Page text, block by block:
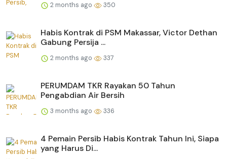
2 months ago 350
Habis Kontrak di PSM Makassar, Victor Dethan
Gabung Persija ...
2 months ago 337
PERUMDAM TKR Rayakan 50 Tahun
Pengabdian Air Bersih
3 months ago 336
4 Pemain Persib Habis Kontrak Tahun Ini, Siapa
yang Harus Di...